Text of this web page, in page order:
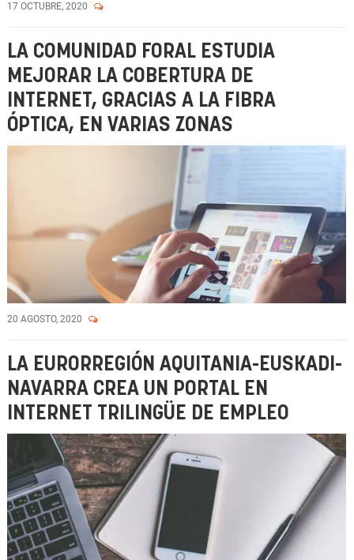
17 OCTUBRE, 2020
LA COMUNIDAD FORAL ESTUDIA
MEJORAR LA COBERTURA DE
INTERNET, GRACIAS A LA FIBRA
ÓPTICA, EN VARIAS ZONAS
20 AGOSTO, 2020
LA EURORREGIÓN AQUITANIA-EUSKADI-
NAVARRA CREA UN PORTAL EN
INTERNET TRILINGÜE DE EMPLEO